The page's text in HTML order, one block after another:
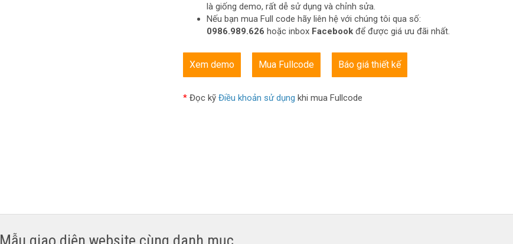
là giống demo, rất dễ sử dụng và chỉnh sửa.
Nếu bạn mua Full code hãy liên hệ với chúng tôi qua số:
0986.989.626 hoặc inbox Facebookđể được giá ưu đãi nhất.
Xem demo Mua Fullcode Báo giá thiết kế
*Đọc kỹ Điều khoản sử dụng khi mua Fullcode
Mẫu giao diện website cùng danh mục